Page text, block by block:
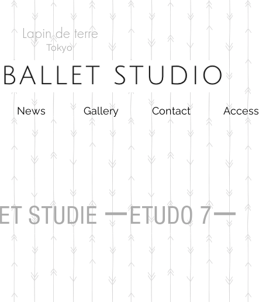
Lapin de terre
Tokyo
News Gallery Contact Access
STUDIE ーETUDO 7ー